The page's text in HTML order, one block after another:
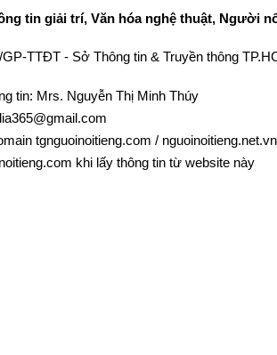
tin giải trí, Văn hóa nghệ thuật, Người
TTĐT - Sở Thông tin & Truyền thông
tin: Mrs. Nguyễn Thị Minh Thúy
tgnguoinoitieng.com / nguoinoitieng.net.vn
khi lấy thông tin từ website này